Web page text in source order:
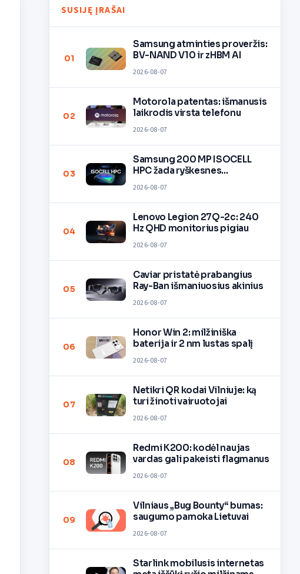
SUSIJĘ ĮRAŠAI
01
Samsung atminties proveržis:
BV-NAND V10 ir zHBM AI
2026-08-07
02
Motorola patentas: išmanusis
laikrodis virsta telefonu
2026-08-07
03
Samsung 200 MP ISOCELL
HPC žada ryškesnes
2026-08-07
04
Lenovo Legion 27Q-2c: 240
Hz QHD monitorius pigiau
2026-08-07
05
Caviar pristatė prabangius
Ray-Ban išmaniuosius akinius
2026-08-07
06
Honor Win 2: milžiniška
baterija ir 2 nm lustas spalį
2026-08-07
07
Netikri QR kodai Vilniuje: ką
turi žinoti vairuotojai
2026-08-07
08
Redmi K200: kodėl naujas
vardas gali pakeisti flagmanus
2026-08-07
09
Vilniaus „Bug Bounty“ bumas:
saugumo pamoka Lietuvai
2026-08-07
Starlink mobilusis internetas